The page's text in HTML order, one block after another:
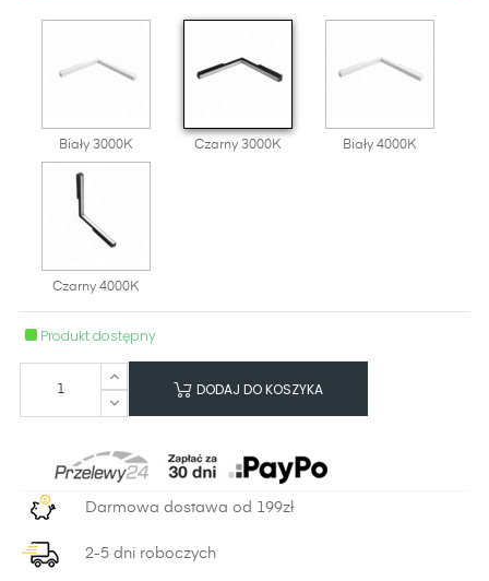
Biały 3000K Czarny 3000K Biały 4000K
Czarny 4000K
Produkt dostępny
DODAJ DO KOSZYKA
Darmowa dostawa od 199zł
2-5 dni roboczych